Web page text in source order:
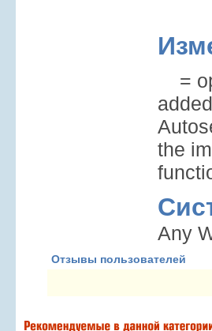
=
the
Any
Отзывы пользователей